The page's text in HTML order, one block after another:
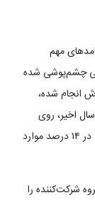
مهم
چشم‌پوشی شده
انجام شده،
اخیر، روی
افراد دارای استعداد درخشان انجام شده است، فقط در ۱۴ درصد موارد
شرکت‌کننده را